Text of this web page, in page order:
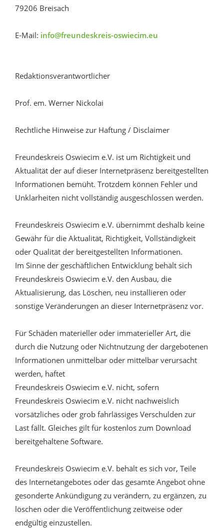
79206 Breisach
E-Mail: info@freundeskreis-oswiecim.eu
Redaktionsverantwortlicher
Prof. em. Werner Nickolai
Rechtliche Hinweise zur Haftung / Disclaimer
Freundeskreis Oswiecim e.V. ist um Richtigkeit und
Aktualität der auf dieser Internetpräsenz bereitgestellten
Informationen bemüht. Trotzdem können Fehler und
Unklarheiten nicht vollständig ausgeschlossen werden.
Freundeskreis Oswiecim e.V. übernimmt deshalb keine
Gewähr für die Aktualität, Richtigkeit, Vollständigkeit
oder Qualität der bereitgestellten Informationen.
Im Sinne der geschäftlichen Entwicklung behält sich
Freundeskreis Oswiecim e.V. den Ausbau, die
Aktualisierung, das Löschen, neu installieren oder
sonstige Veränderungen an dieser Internetpräsenz vor.
Für Schäden materieller oder immaterieller Art, die
durch die Nutzung oder Nichtnutzung der dargebotenen
Informationen unmittelbar oder mittelbar verursacht
werden, haftet
Freundeskreis Oswiecim e.V. nicht, sofern
Freundeskreis Oswiecim e.V. nicht nachweislich
vorsätzliches oder grob fahrlässiges Verschulden zur
Last fällt. Gleiches gilt für kostenlos zum Download
bereitgehaltene Software.
Freundeskreis Oswiecim e.V. behält es sich vor, Teile
des Internetangebotes oder das gesamte Angebot ohne
gesonderte Ankündigung zu verändern, zu ergänzen, zu
löschen oder die Veröffentlichung zeitweise oder
endgültig einzustellen.